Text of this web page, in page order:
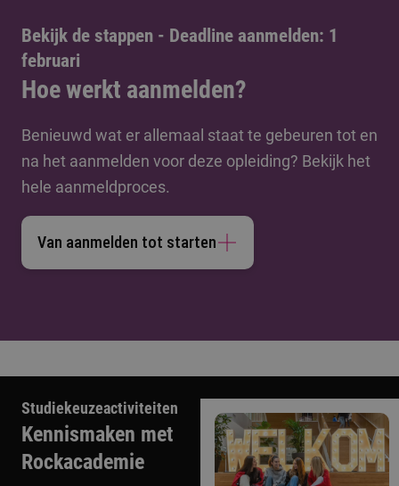
Bekijk de stappen - Deadline aanmelden: 1
februari
Hoe werkt aanmelden?
Benieuwd wat er allemaal staat te gebeuren tot en
na het aanmelden voor deze opleiding? Bekijk het
hele aanmeldproces.
Van aanmelden tot starten
Studiekeuzeactiviteiten
Kennismaken met
Rockacademie